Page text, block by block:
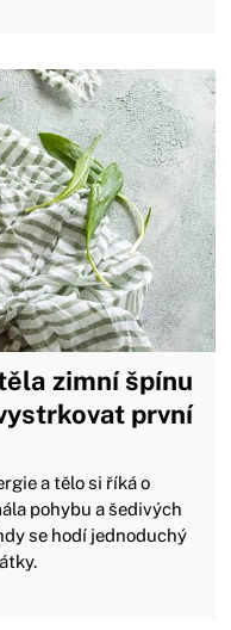
zimní špínu
první
a tělo si říká o
pohybu a šedivých
se hodí jednoduchý